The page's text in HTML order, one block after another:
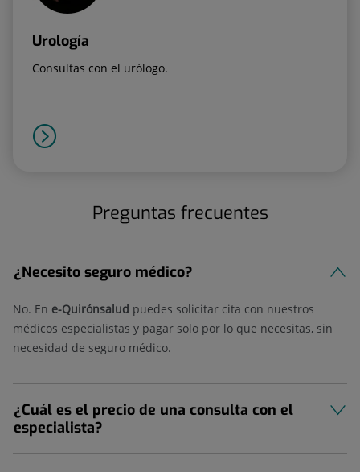
Urología
Consultas con el urólogo.
Preguntas frecuentes
¿Necesito seguro médico?
No. En e-Quirónsalud puedes solicitar cita con nuestros
médicos especialistas y pagar solo por lo que necesitas, sin
necesidad de seguro médico.
¿Cuál es el precio de una consulta con el
especialista?